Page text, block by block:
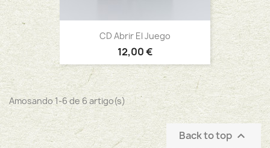
CD Abrir El Juego
12,00 €
Amosando 1-6 de 6 artigo(s)
Back to top 